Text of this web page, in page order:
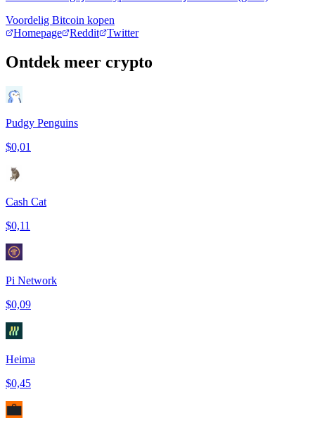
Voordelig Bitcoin kopen
Homepage
Reddit Twitter
Ontdek meer crypto
Pudgy Penguins
$0,01
Cash Cat
$0,11
Pi Network
$0,09
Heima
$0,45